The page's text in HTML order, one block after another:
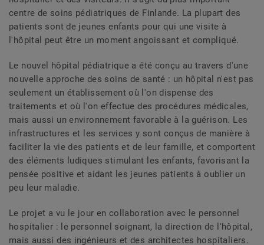
centre de soins pédiatriques de Finlande. La plupart des
patients sont de jeunes enfants pour qui une visite à
l'hôpital peut être un moment angoissant et compliqué.
Le nouvel hôpital pédiatrique a été conçu au travers d'une
nouvelle approche des soins de santé : un hôpital n'est pas
seulement un établissement où l'on dispense des
traitements et où l'on effectue des procédures médicales,
mais aussi un environnement favorable à la guérison. Les
infrastructures et les services y sont conçus de manière à
faciliter la vie des patients et de leur famille, et comportent
des éléments ludiques stimulant les enfants, favorisant la
pensée positive et aidant les jeunes patients à oublier un
peu leur maladie.
Le projet a vu le jour en collaboration avec le personnel
hospitalier : le personnel soignant, la direction de l'hôpital,
mais aussi des ingénieurs et des architectes hospitaliers.